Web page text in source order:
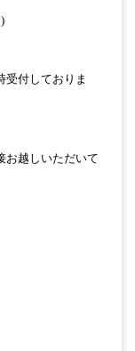
)
受付しておりま
お越しいただいて